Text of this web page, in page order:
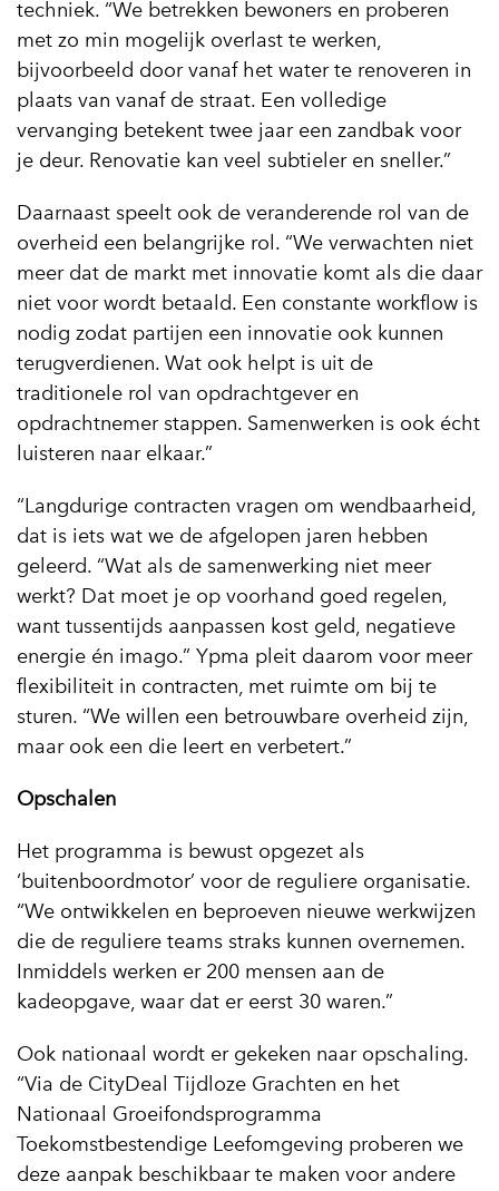
techniek. “We betrekken bewoners en proberen
met zo min mogelijk overlast te werken,
bijvoorbeeld door vanaf het water te renoveren in
plaats van vanaf de straat. Een volledige
vervanging betekent twee jaar een zandbak voor
je deur. Renovatie kan veel subtieler en sneller.”
Daarnaast speelt ook de veranderende rol van de
overheid een belangrijke rol. “We verwachten niet
meer dat de markt met innovatie komt als die daar
niet voor wordt betaald. Een constante workflow is
nodig zodat partijen een innovatie ook kunnen
terugverdienen. Wat ook helpt is uit de
traditionele rol van opdrachtgever en
opdrachtnemer stappen. Samenwerken is ook écht
luisteren naar elkaar.”
“Langdurige contracten vragen om wendbaarheid,
dat is iets wat we de afgelopen jaren hebben
geleerd. “Wat als de samenwerking niet meer
werkt? Dat moet je op voorhand goed regelen,
want tussentijds aanpassen kost geld, negatieve
energie én imago.” Ypma pleit daarom voor meer
flexibiliteit in contracten, met ruimte om bij te
sturen. “We willen een betrouwbare overheid zijn,
maar ook een die leert en verbetert.”
Opschalen
Het programma is bewust opgezet als
‘buitenboordmotor’ voor de reguliere organisatie.
“We ontwikkelen en beproeven nieuwe werkwijzen
die de reguliere teams straks kunnen overnemen.
Inmiddels werken er 200 mensen aan de
kadeopgave, waar dat er eerst 30 waren.”
Ook nationaal wordt er gekeken naar opschaling.
“Via de CityDeal Tijdloze Grachten en het
Nationaal Groeifondsprogramma
Toekomstbestendige Leefomgeving proberen we
deze aanpak beschikbaar te maken voor andere